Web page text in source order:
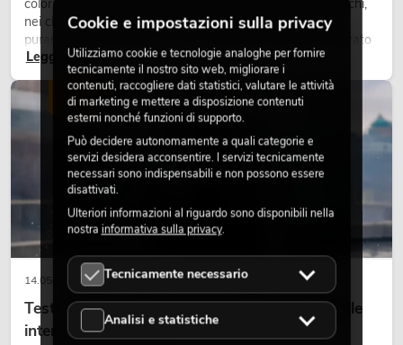
colorati caratterizzano molti lighting design attuali su palchi,
nei club e negli eventi. La luce rétro non è un effetto
puramente nostalgico, ma uno strumento di design utilizzato
in modo consapevole: crea atmosfera, dona carattere alle
scene e può rendere più emozionali i setup LED tecnici.
Leggi ora
14.05.2026
Teste mobili outdoor: teste mobili resistenti alle
intemperie per eventi
LUCE
Cookie e impostazioni sulla privacy
Utilizziamo cookie e tecnologie analoghe per fornire
tecnicamente il nostro sito web, migliorare i
contenuti, raccogliere dati statistici, valutare le attività
di marketing e mettere a disposizione contenuti
esterni nonché funzioni di supporto.
Può decidere autonomamente a quali categorie e
servizi desidera acconsentire. I servizi tecnicamente
necessari sono indispensabili e non possono essere
disattivati.
Ulteriori informazioni al riguardo sono disponibili nella
nostra informativa sulla privacy.
Tecnicamente necessario
Analisi e statistiche